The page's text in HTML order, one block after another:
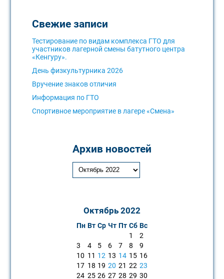
Свежие записи
Тестирование по видам комплекса ГТО для
участников лагерной смены батутного центра
«Кенгуру».
День физкультурника 2026
Вручение знаков отличия
Информация по ГТО
Спортивное мероприятие в лагере «Смена»
Архив новостей
Октябрь 2022
Пн Вт Ср Чт Пт Сб Вс
1
2
3
4 5 6 7 8
9
10 11 12 13 14 15 16
17 18 19 20 21 22 23
24 25 26 27 28 29 30